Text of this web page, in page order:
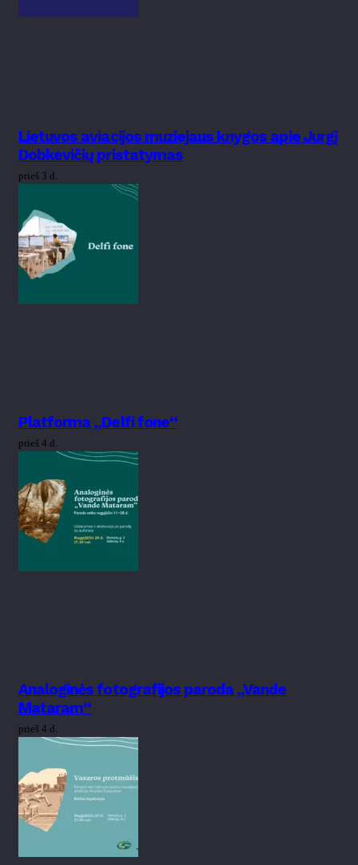
Lietuvos aviacijos muziejaus knygos apie Jurgį
Dobkevičių pristatymas
prieš 3 d.
Platforma „Delfi fone“
prieš 4 d.
Analoginės fotografijos paroda „Vande
Mataram“
prieš 4 d.